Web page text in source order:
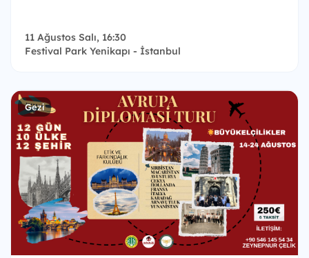
11 Ağustos Salı, 16:30
Festival Park Yenikapı - İstanbul
Gezi